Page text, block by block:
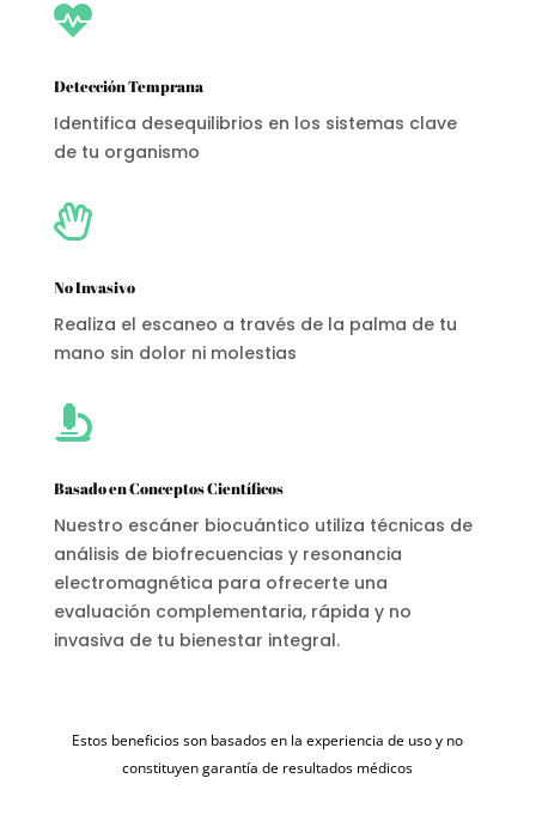

Detección Temprana
Identifica desequilibrios en los sistemas clave
de tu organismo

No Invasivo
Realiza el escaneo a través de la palma de tu
mano sin dolor ni molestias

Basado en Conceptos Científicos
Nuestro escáner biocuántico utiliza técnicas de
análisis de biofrecuencias y resonancia
electromagnética para ofrecerte una
evaluación complementaria, rápida y no
invasiva de tu bienestar integral.
Estos beneficios son basados en la experiencia de uso y no
constituyen garantía de resultados médicos